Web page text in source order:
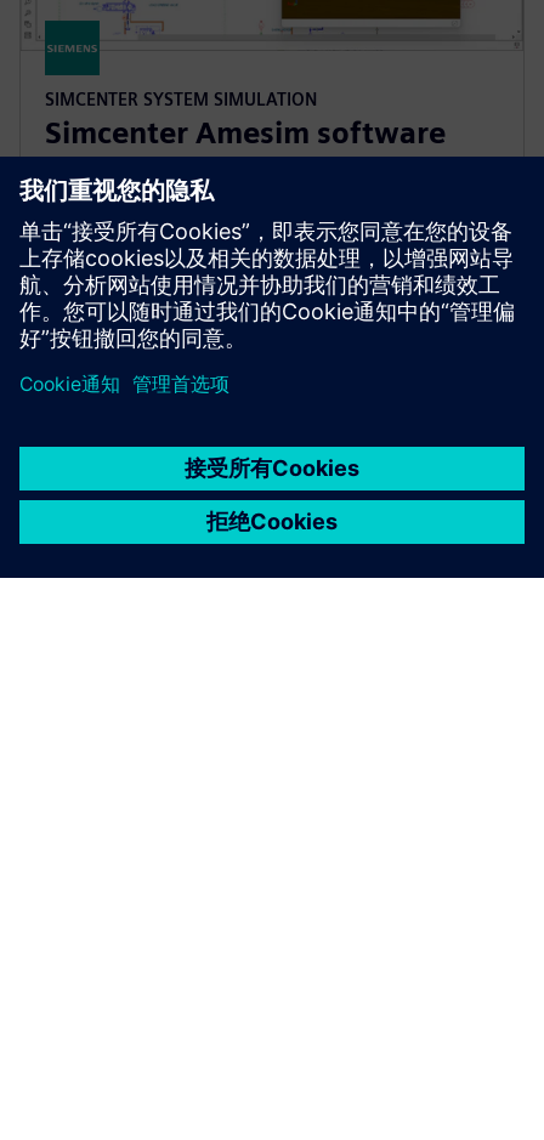
SIMCENTER SYSTEM SIMULATION
Simcenter Amesim software
Simcenter Amesim 是机电一体化系统仿真平台，可
支持设计工程师对系统的性能进行虚拟评估和优化。